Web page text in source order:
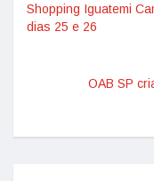
Shopping Iguatemi
dias 25 e 26
OAB SP